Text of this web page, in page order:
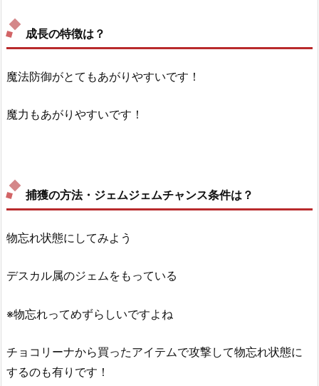
成長の特徴は？
魔法防御がとてもあがりやすいです！
魔力もあがりやすいです！
捕獲の方法・ジェムジェムチャンス条件は？
物忘れ状態にしてみよう
デスカル属のジェムをもっている
※物忘れってめずらしいですよね
チョコリーナから買ったアイテムで攻撃して物忘れ状態に
するのも有りです！